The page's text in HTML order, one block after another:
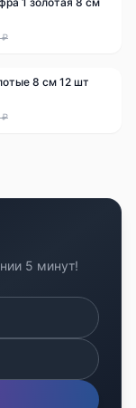
₽
8 см 12 шт
₽
5 минут!